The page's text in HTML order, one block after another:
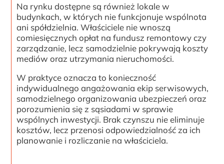
Na rynku dostępne są również lokale w
budynkach, w których nie funkcjonuje wspólnota
ani spółdzielnia. Właściciele nie wnoszą
comiesięcznych opłat na fundusz remontowy czy
zarządzanie, lecz samodzielnie pokrywają koszty
mediów oraz utrzymania nieruchomości.
W praktyce oznacza to konieczność
indywidualnego angażowania ekip serwisowych,
samodzielnego organizowania ubezpieczeń oraz
porozumienia się z sąsiadami w sprawie
wspólnych inwestycji. Brak czynszu nie eliminuje
kosztów, lecz przenosi odpowiedzialność za ich
planowanie i rozliczanie na właściciela.